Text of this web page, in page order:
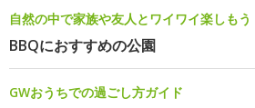
自然の中で家族や友人とワイワイ楽しもう
BBQにおすすめの公園
GWおうちでの過ごし方ガイド